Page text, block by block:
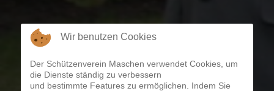
Wir benutzen Cookies
Der Schützenverein Maschen verwendet Cookies, um
die Dienste ständig zu verbessern
und bestimmte Features zu ermöglichen. Indem Sie